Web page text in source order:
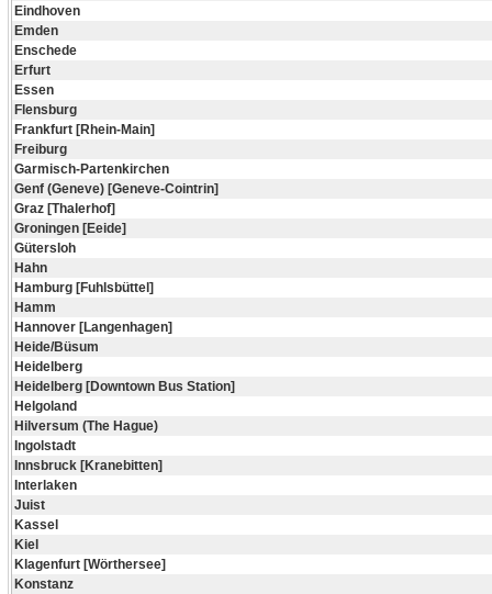
Eindhoven
Emden
Enschede
Erfurt
Essen
Flensburg
Frankfurt [Rhein-Main]
Freiburg
Garmisch-Partenkirchen
Genf (Geneve) [Geneve-Cointrin]
Graz [Thalerhof]
Groningen [Eeide]
Gütersloh
Hahn
Hamburg [Fuhlsbüttel]
Hamm
Hannover [Langenhagen]
Heide/Büsum
Heidelberg
Heidelberg [Downtown Bus Station]
Helgoland
Hilversum (The Hague)
Ingolstadt
Innsbruck [Kranebitten]
Interlaken
Juist
Kassel
Kiel
Klagenfurt [Wörthersee]
Konstanz